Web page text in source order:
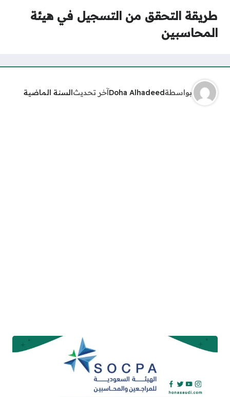
طريقة التحقق من التسجيل في هيئة
المحاسبين
بواسطةDoha Alhadeedآخر تحديثالسنة الماضية